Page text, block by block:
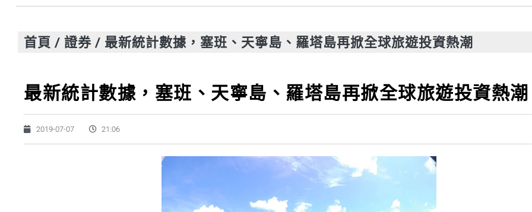
首頁 / 證券 / 最新統計數據，塞班、天寧島、羅塔島再掀全球旅遊投資熱潮
最新統計數據，塞班、天寧島、羅塔島再掀全球旅遊投資熱潮
2019-07-07 21:06